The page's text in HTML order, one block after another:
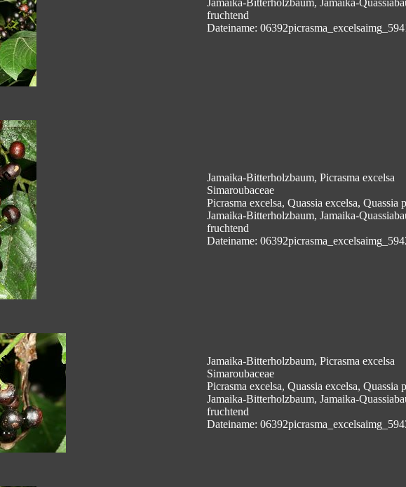
Jamaika-Bitterholzbaum, Jamaika-
fruchtend
Dateiname:
Jamaika-Bitterholzbaum, Picrasma excelsa
Simaroubaceae
Picrasma excelsa, Quassia excelsa, Quassia
Jamaika-Bitterholzbaum, Jamaika-
fruchtend
Dateiname:
Jamaika-Bitterholzbaum, Picrasma excelsa
Simaroubaceae
Picrasma excelsa, Quassia excelsa, Quassia
Jamaika-Bitterholzbaum, Jamaika-
fruchtend
Dateiname: